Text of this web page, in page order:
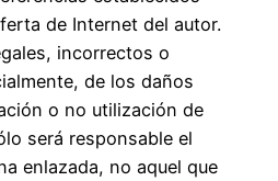
de Internet del autor.
incorrectos o
de los daños
o no utilización de
será responsable el
enlazada, no aquel que